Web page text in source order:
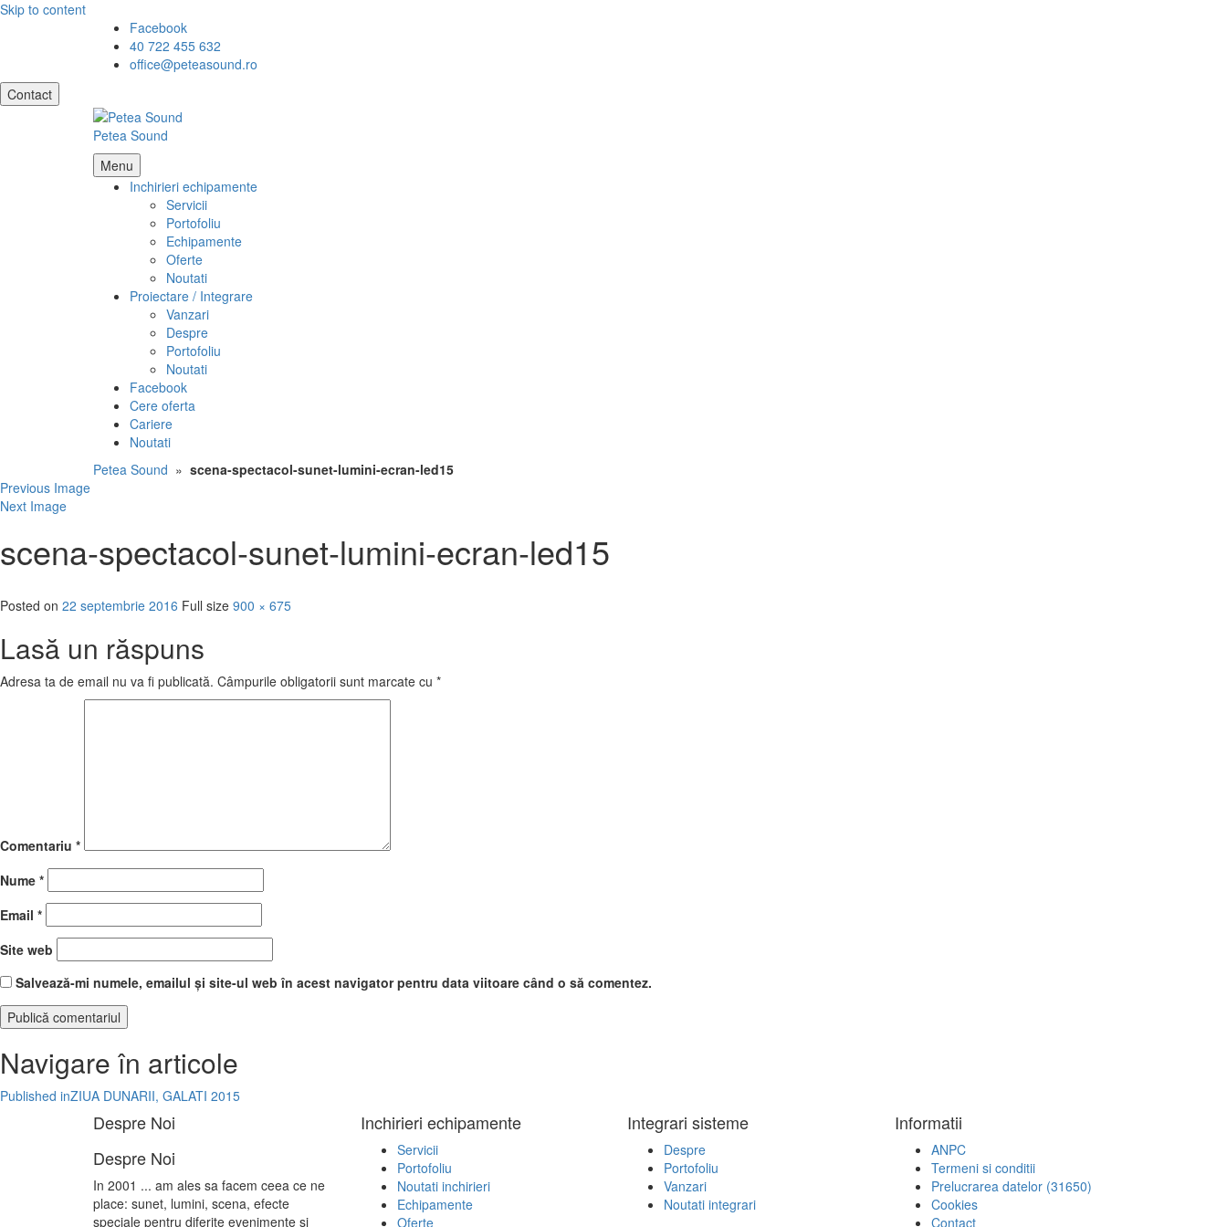
Skip to content
Facebook
40 722 455 632
office@peteasound.ro
Contact
Petea Sound
Menu
Inchirieri echipamente
Servicii
Portofoliu
Echipamente
Oferte
Noutati
Proiectare / Integrare
Vanzari
Despre
Portofoliu
Noutati
Facebook
Cere oferta
Cariere
Noutati
Petea Sound » scena-spectacol-sunet-lumini-ecran-led15
Previous Image
Next Image
scena-spectacol-sunet-lumini-ecran-led15
Posted on 22 septembrie 2016 Full size 900 × 675
Lasă un răspuns
Adresa ta de email nu va fi publicată. Câmpurile obligatorii sunt marcate cu *
Comentariu *
Nume *
Email *
Site web
Salvează-mi numele, emailul și site-ul web în acest navigator pentru data viitoare când o să comentez.
Navigare în articole
Published inZIUA DUNARII, GALATI 2015
Despre Noi
Despre Noi
In 2001 ... am ales sa facem ceea ce ne
place: sunet, lumini, scena, efecte
speciale pentru diferite evenimente si
Inchirieri echipamente
Servicii
Portofoliu
Noutati inchirieri
Echipamente
Oferte
Integrari sisteme
Despre
Portofoliu
Vanzari
Noutati integrari
Informatii
ANPC
Termeni si conditii
Prelucrarea datelor (31650)
Cookies
Contact